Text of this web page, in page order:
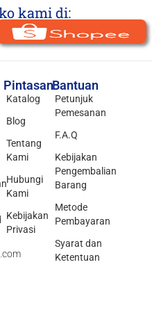
kami di:
Pintasan
Katalog
Blog
Tentang
Kami
Hubungi
Kami
Kebijakan
Privasi
Bantuan
Petunjuk
Pemesanan
F.A.Q
Kebijakan
Pengembalian
Barang
Metode
Pembayaran
Syarat dan
Ketentuan